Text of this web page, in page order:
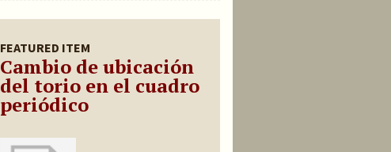
FEATURED ITEM
Cambio de ubicación
del torio en el cuadro
periódico